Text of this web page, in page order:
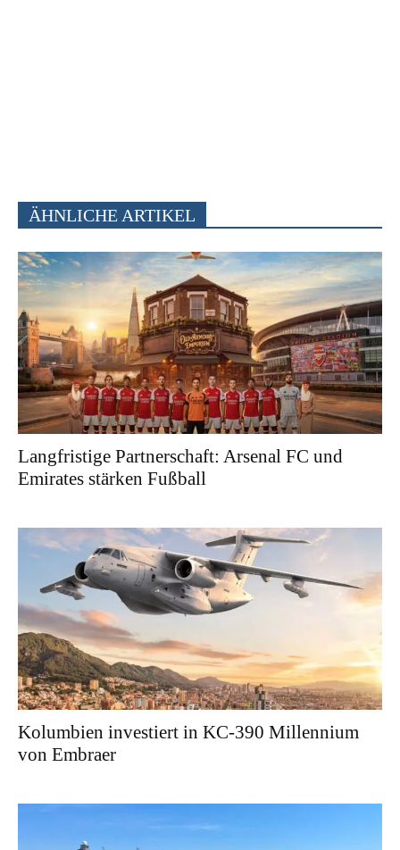
ÄHNLICHE ARTIKEL
Langfristige Partnerschaft: Arsenal FC und
Emirates stärken Fußball
Kolumbien investiert in KC-390 Millennium
von Embraer